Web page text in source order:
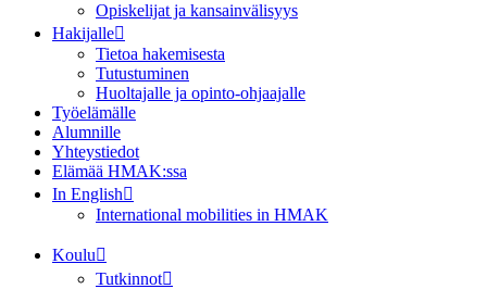
Opiskelijat ja kansainvälisyys
Hakijalle
Tietoa hakemisesta
Tutustuminen
Huoltajalle ja opinto-ohjaajalle
Työelämälle
Alumnille
Yhteystiedot
Elämää HMAK:ssa
In English
International mobilities in HMAK
Koulu
Tutkinnot